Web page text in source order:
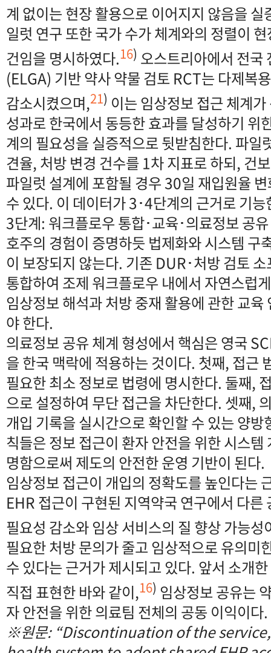
계 없이는 현장 활용으로 이어지지 않음을 실
일럿 연구 또한 국가 수가 체계와의 정렬이
건임을 명시하였다.16) 오스트리아에서 전국
(ELGA) 기반 약사 약물 검토 RCT는 다제복
감소시켰으며,21) 이는 임상정보 접근 체계
성과로 한국에서 동등한 효과를 달성하기 위
계의 필요성을 실증적으로 뒷받침한다. 파일
견율, 처방 변경 건수를 1차 지표로 하되, 건
파일럿 설계에 포함될 경우 30일 재입원율
수 있다. 이 데이터가 3･4단계의 근거로 기능
3단계: 워크플로우 통합･교육･의료정보 공
호주의 경험이 증명하듯 법제화와 시스템 구
이 보장되지 않는다. 기존 DUR･처방 검토
통합하여 조제 워크플로우 내에서 자연스럽
임상정보 해석과 처방 중재 활용에 관한 교
야 한다.
의료정보 공유 체계 형성에서 핵심은 영국
을 한국 맥락에 적용하는 것이다. 첫째, 접근
필요한 최소 정보로 법령에 명시한다. 둘째,
으로 설정하여 무단 접근을 차단한다. 셋째,
개입 기록을 실시간으로 확인할 수 있는 양
칙들은 정보 접근이 환자 안전을 위한 시스
명함으로써 제도의 안전한 운영 기반이 된다.
임상정보 접근이 개입의 정확도를 높인다는
EHR 접근이 구현된 지역약국 연구에서 다른
필요성 감소와 임상 서비스의 질 향상 가능성
필요한 처방 문의가 줄고 임상적으로 유의미
수 있다는 근거가 제시되고 있다. 앞서 소개
직접 표현한 바와 같이,16) 임상정보 공유는
자 안전을 위한 의료팀 전체의 공동 이익이다.
※원문: “Discontinuation of the